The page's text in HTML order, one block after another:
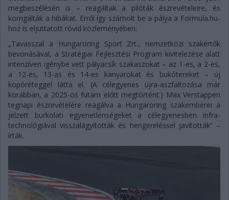
megbeszélésén is – reagáltak a pilóták észrevételeire, és
korrigálták a hibákat. Erről így számolt be a pálya a Formula.hu-
hoz is eljuttatott rövid közleményében:
„Tavasszal a Hungaroring Sport Zrt., nemzetközi szakértők
bevonásával, a Stratégiai Fejlesztési Program kivitelezése alatt
intenzíven igénybe vett pályacsík szakaszokat – az 1-es, a 2-es,
a 12-es, 13-as és 14-es kanyarokat és bukótereket – új
kopóréteggel látta el. (A célegyenes újra-aszfaltozása már
korábban, a 2025-ös futam előtt megtörtént.) Max Verstappen
tegnapi észrevételére reagálva a Hungaroring szakemberei a
jelzett burkolati egyenetlenségeket a célegyenesben infra-
technológiával visszalágyították és hengereléssel javították” –
írták.